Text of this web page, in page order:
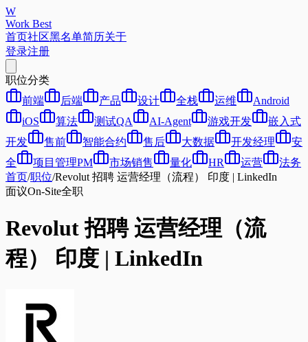
W
Work Best
首页社区黑名单简历关于
登录注册
职位分类
前端
后端 产品 设计 全栈 运维
Android
iOS
算法 测试QA AI-Agent 游戏开发
嵌入式
开发
售前 智能合约 售后 大数据 开发经理
安
全
项目管理PM 市场销售 量化 HR 运营
法务
首页/职位/Revolut 招聘 运营经理（流程） 印度 | LinkedIn
面议On-Site全职
Revolut 招聘 运营经理（流
程） 印度 | LinkedIn